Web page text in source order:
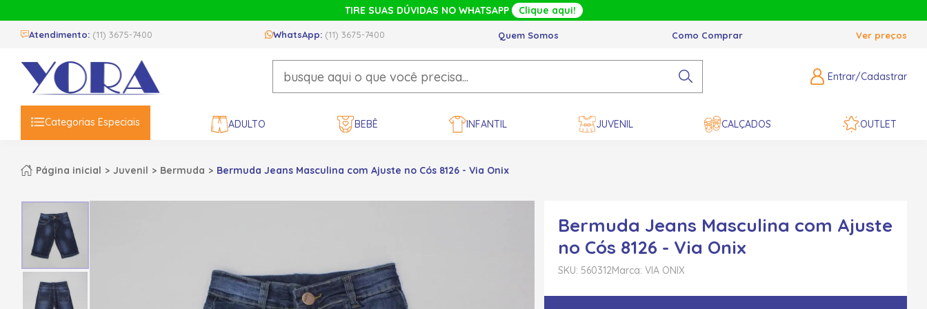
TIRE SUAS DÚVIDAS NO WHATSAPP Clique aqui!
Atendimento: (11) 3675-7400 WhatsApp: (11) 3675-7400 Quem Somos Como Comprar Ver preços
Entrar/Cadastrar
Categorias Especiais ADULTO BEBÊ INFANTIL JUVENIL CALÇADOS OUTLET
Página inicial Juvenil Bermuda Bermuda Jeans Masculina com Ajuste no Cós 8126 - Via Onix
Bermuda Jeans Masculina com Ajuste
no Cós 8126 - Via Onix
SKU: 560312Marca: VIA ONIX